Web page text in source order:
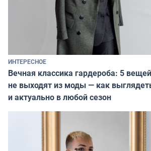
ИНТЕРЕСНОЕ
Вечная классика гардероба: 5
не выходят из моды — как
и актуально в любой сезон